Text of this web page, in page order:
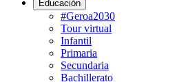
Educación
#Geroa2030
Tour virtual
Infantil
Primaria
Secundaria
Bachillerato